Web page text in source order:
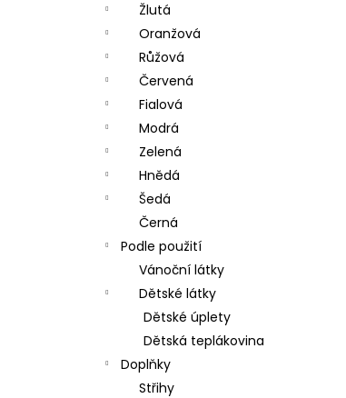
Žlutá
Oranžová
Růžová
Červená
Fialová
Modrá
Zelená
Hnědá
Šedá
Černá
Podle použití
Vánoční látky
Dětské látky
Dětské úplety
Dětská teplákovina
Doplňky
Střihy